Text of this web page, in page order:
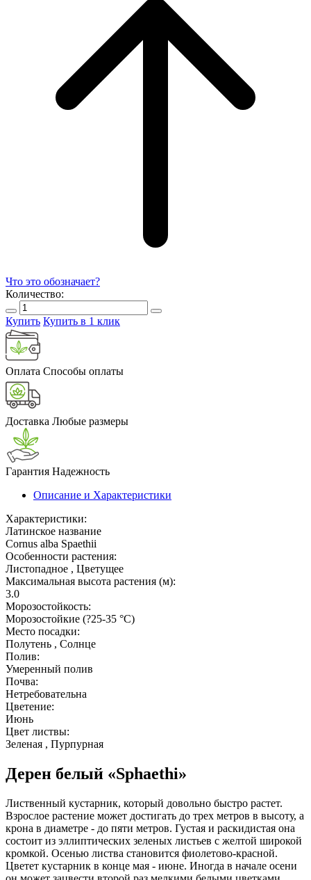
Что это обозначает?
Количество:
Купить Купить в 1 клик
Оплата Способы оплаты
Доставка Любые размеры
Гарантия Надежность
Описание и Характеристики
Характеристики:
Латинское название
Cornus alba Spaethii
Особенности растения:
Листопадное , Цветущее
Максимальная высота растения (м):
3.0
Морозостойкость:
Морозостойкие (?25-35 °С)
Место посадки:
Полутень , Солнце
Полив:
Умеренный полив
Почва:
Нетребовательна
Цветение:
Июнь
Цвет листвы:
Зеленая , Пурпурная
Дерен белый «Sphaethi»
Лиственный кустарник, который довольно быстро растет.
Взрослое растение может достигать до трех метров в высоту, а
крона в диаметре - до пяти метров. Густая и раскидистая она
состоит из эллиптических зеленых листьев с желтой широкой
кромкой. Осенью листва становится фиолетово-красной.
Цветет кустарник в конце мая - июне. Иногда в начале осени